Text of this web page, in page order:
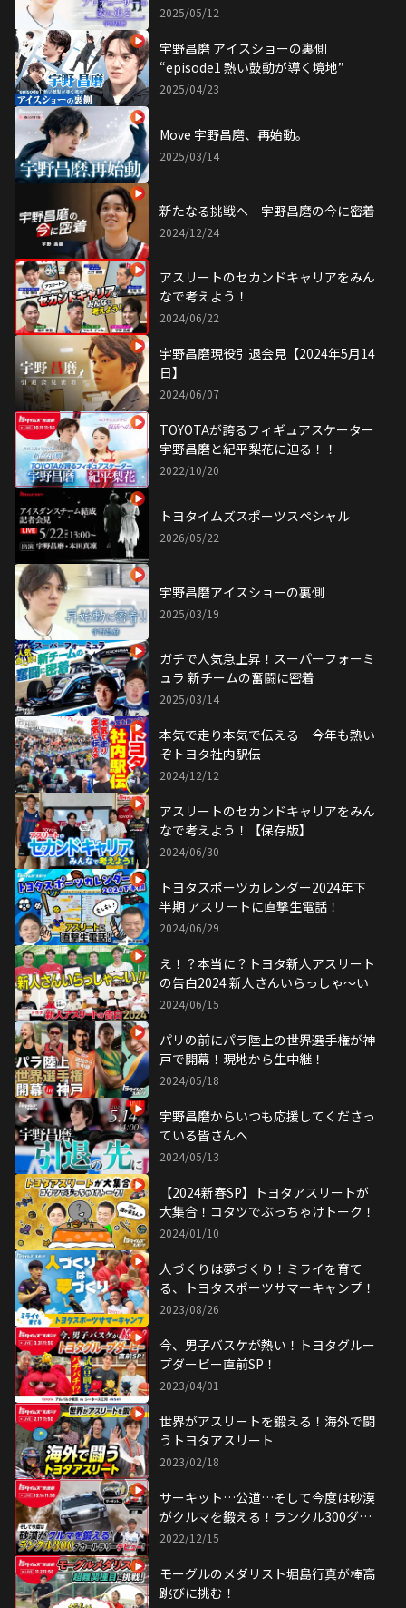
2025/05/12
宇野昌磨 アイスショーの裏側
“episode1 熱い鼓動が導く境地”
2025/04/23
Move 宇野昌磨、再始動。
2025/03/14
新たなる挑戦へ 宇野昌磨の今に密着
2024/12/24
アスリートのセカンドキャリアをみん
なで考えよう！
2024/06/22
宇野昌磨現役引退会見【2024年5月14
日】
2024/06/07
TOYOTAが誇るフィギュアスケーター
宇野昌磨と紀平梨花に迫る！！
2022/10/20
トヨタイムズスポーツスペシャル
2026/05/22
宇野昌磨アイスショーの裏側
2025/03/19
ガチで人気急上昇！スーパーフォーミ
ュラ 新チームの奮闘に密着
2025/03/14
本気で走り本気で伝える 今年も熱い
ぞトヨタ社内駅伝
2024/12/12
アスリートのセカンドキャリアをみん
なで考えよう！【保存版】
2024/06/30
トヨタスポーツカレンダー2024年下
半期 アスリートに直撃生電話！
2024/06/29
え！？本当に？トヨタ新人アスリート
の告白2024 新人さんいらっしゃ〜い
2024/06/15
パリの前にパラ陸上の世界選手権が神
戸で開幕！現地から生中継！
2024/05/18
宇野昌磨からいつも応援してくださっ
ている皆さんへ
2024/05/13
【2024新春SP】トヨタアスリートが
大集合！コタツでぶっちゃけトーク！
2024/01/10
人づくりは夢づくり！ミライを育て
る、トヨタスポーツサマーキャンプ！
2023/08/26
今、男子バスケが熱い！トヨタグルー
プダービー直前SP！
2023/04/01
世界がアスリートを鍛える！海外で闘
うトヨタアスリート
2023/02/18
サーキット…公道…そして今度は砂漠
がクルマを鍛える！ランクル300ダカ
ールラリーデビュー！
2022/12/15
モーグルのメダリスト堀島行真が棒高
跳びに挑む！